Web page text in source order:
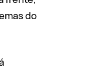
do